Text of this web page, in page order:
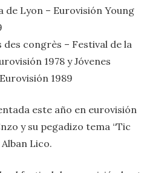
de Lyon – Eurovisión Young
des congrès – Festival de la
1978 y Jóvenes
1989
este año en eurovisión
y su pegadizo tema “Tic
Lico.